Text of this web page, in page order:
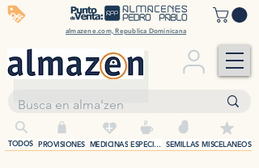
almazene.com, Republica Dominicana
off
+
PROVISIONES MEDICINAS SEMILLAS
ESPECIAS MISCELANEOS
TODOS